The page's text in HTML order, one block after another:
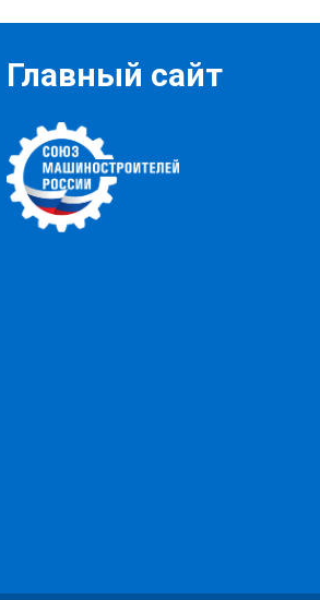
Главный сайт